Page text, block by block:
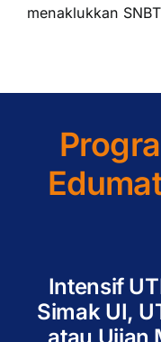
menaklukkan
Intensif
Simak UI,